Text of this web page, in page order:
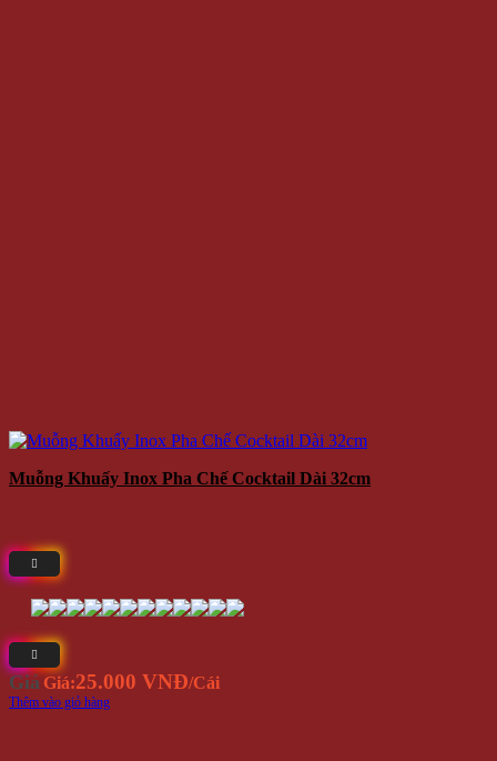
Muỗng Khuấy Inox Pha Chế Cocktail Dài 32cm
Giá Giá:25.000 VNĐ/Cái
Thêm vào giỏ hàng